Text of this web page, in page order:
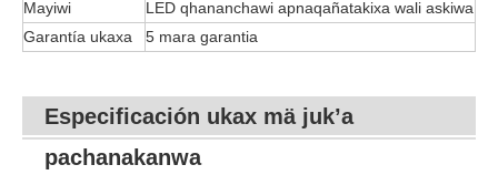
Mayiwi
LED qhananchawi apnaqañatakixa wali askiwa
Garantía ukaxa
5 mara garantia
Especificación ukax mä juk’a
pachanakanwa